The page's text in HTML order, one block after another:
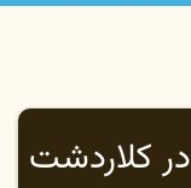
کلاردشت